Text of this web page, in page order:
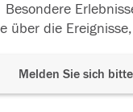
Besondere
über die
Melden Sie sich